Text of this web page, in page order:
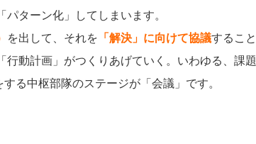
ターン化」してしまいます。
を出して、それを 「解決」に向けて協議すること
動計画」がつくりあげていく。いわゆる、課題
る中枢部隊のステージが「会議」です。